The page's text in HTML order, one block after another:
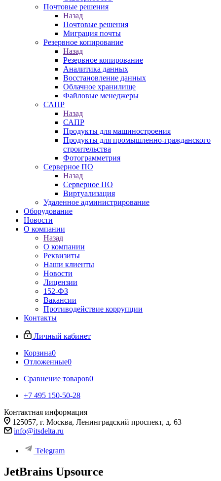
Почтовые решения
Назад
Почтовые решения
Миграция почты
Резервное копирование
Назад
Резервное копирование
Аналитика данных
Восстановление данных
Облачное хранилище
Файловые менеджеры
САПР
Назад
САПР
Продукты для машиностроения
Продукты для промышленно-гражданского
строительства
Фотограмметрия
Серверное ПО
Назад
Серверное ПО
Виртуализация
Удаленное администрирование
Оборудование
Новости
О компании
Назад
О компании
Реквизиты
Наши клиенты
Новости
Лицензии
152-ФЗ
Вакансии
Противодействие коррупции
Контакты
Личный кабинет
Корзина0
Отложенные0
Сравнение товаров0
+7 495 150-50-28
Контактная информация
125057, г. Москва, Ленинградский проспект, д. 63
info@itsdelta.ru
Telegram
JetBrains Upsource